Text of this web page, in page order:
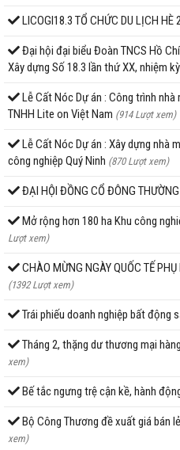
LICOGI18.3 TỔ CHỨC DU LỊCH HÈ
Đại hội đại biểu Đoàn TNCS Hồ
Xây dựng Số 18.3 lần thứ XX, nhiệm
Lễ Cất Nóc Dự án : Công trình
TNHH Lite on Việt Nam (914 Lượt xem)
Lễ Cất Nóc Dự án : Xây dựng nhà
công nghiệp Quý Ninh (870 Lượt xem)
ĐẠI HỘI ĐỒNG CỔ ĐÔNG
Mở rộng hơn 180 ha Khu công
Lượt xem)
CHÀO MỪNG NGÀY QUỐC TẾ
(1392 Lượt xem)
Trái phiếu doanh nghiệp bất động
Tháng 2, thặng dư thương mại
xem)
Bế tắc ngưng trệ cận kề, hành
Bộ Công Thương đề xuất giá bán
xem)